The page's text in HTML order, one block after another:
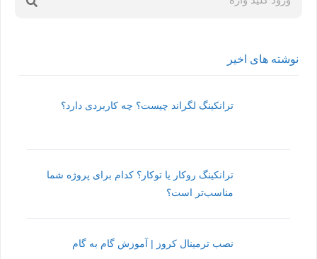
نوشته های اخیر
ترانکینگ لگراند چیست؟ چه کاربردی دارد؟
ترانکینگ روکار یا توکار؟ کدام برای پروژه شما
مناسب‌تر است؟
نصب ترمینال کروز | آموزش گام به گام